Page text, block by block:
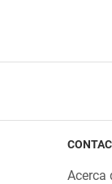
Acerca